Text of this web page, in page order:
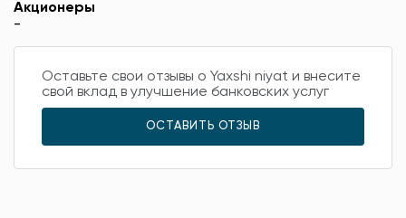
Акционеры
-
Оставьте свои отзывы о Yaxshi niyat и внесите
свой вклад в улучшение банковских услуг
ОСТАВИТЬ ОТЗЫВ